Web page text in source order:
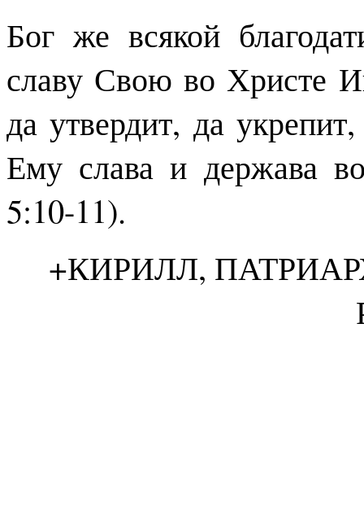
Бог же всякой
славу Свою во Христе
да утвердит, да
Ему слава и держава
5:10-11).
+КИРИЛЛ,